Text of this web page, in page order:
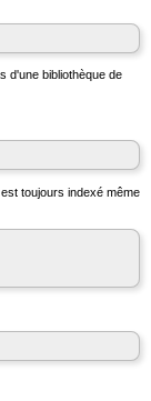
d'une bibliothèque de
toujours indexé même